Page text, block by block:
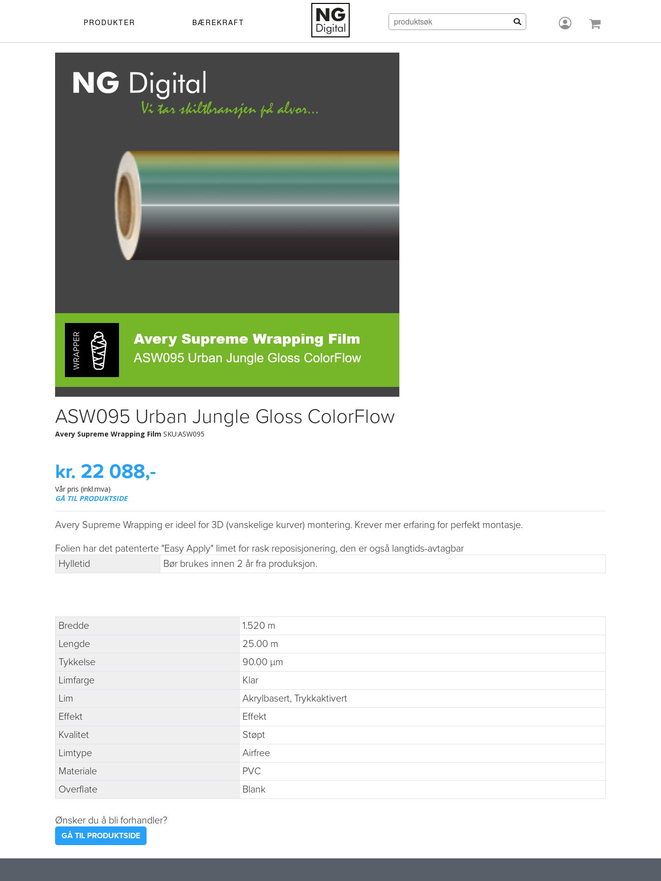
PRODUKTER BÆREKRAFT
ASW095 Urban Jungle Gloss ColorFlow
Avery Supreme Wrapping Film SKU:ASW095
kr. 22 088,-
Vår pris (inkl.mva)
GÅ TIL PRODUKTSIDE
Avery Supreme Wrapping er ideel for 3D (vanskelige kurver) montering. Krever mer erfaring for perfekt montasje.
Folien har det patenterte "Easy Apply" limet for rask reposisjonering, den er også langtids-avtagbar
Hylletid
Bør brukes innen 2 år fra produksjon.
Bredde
1.520 m
Lengde
25.00 m
Tykkelse
90.00 µm
Limfarge
Klar
Lim
Akrylbasert, Trykkaktivert
Effekt
Effekt
Kvalitet
Støpt
Limtype
Airfree
Materiale
PVC
Overflate
Blank
Ønsker du å bli forhandler?
GÅ TIL PRODUKTSIDE